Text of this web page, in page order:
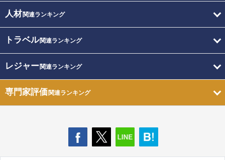
人材関連ランキング
トラベル関連ランキング
レジャー関連ランキング
専門家評価関連ランキング